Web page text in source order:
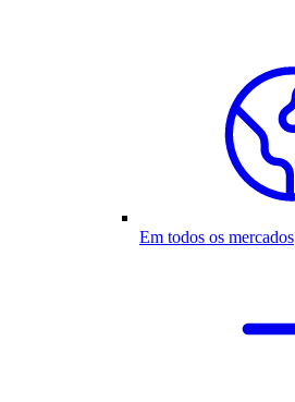
Em todos os mercados